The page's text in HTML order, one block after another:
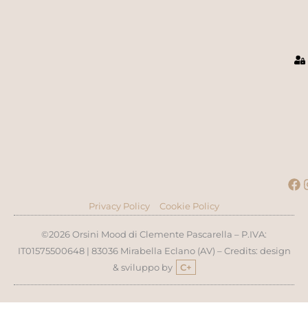
©2026 Orsini Mood di Clemente Pascarella – P.IVA:
IT01575500648 | 83036 Mirabella Eclano (AV) – Credits: design
& sviluppo by
C+
Privacy Policy Cookie Policy